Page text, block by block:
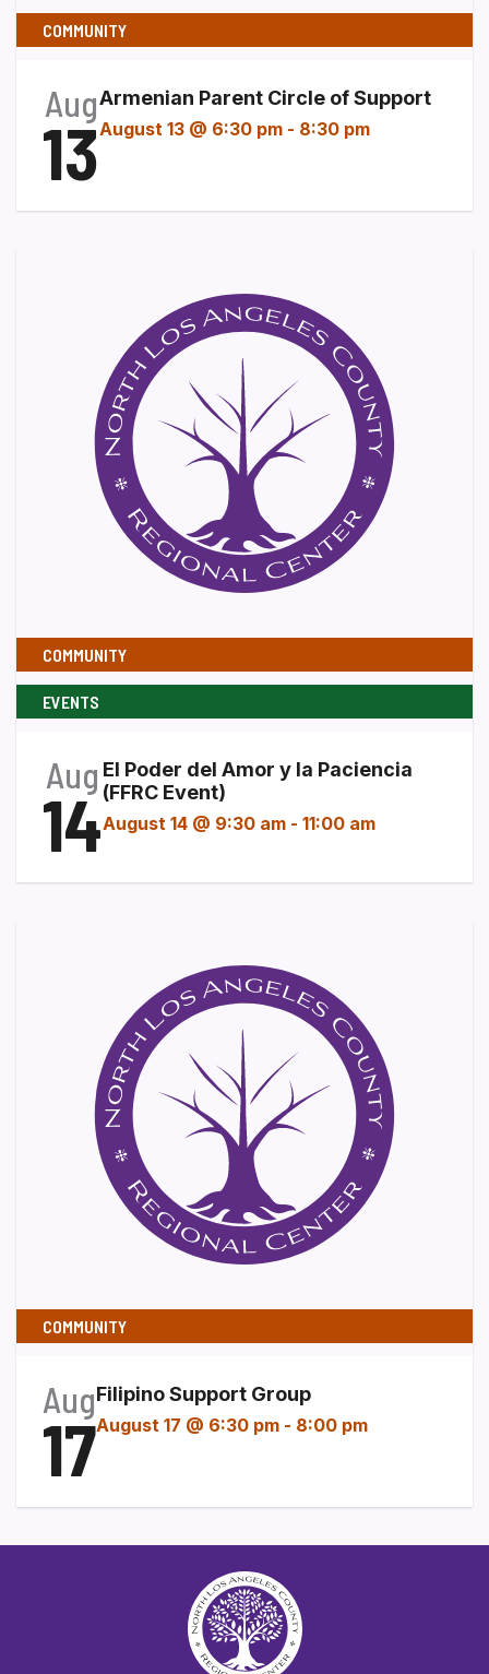
COMMUNITY
Aug
13
Armenian Parent Circle of Support
August 13 @ 6:30 pm - 8:30 pm
COMMUNITY
EVENTS
Aug
14
El Poder del Amor y la Paciencia
(FFRC Event)
August 14 @ 9:30 am - 11:00 am
COMMUNITY
Aug
17
Filipino Support Group
August 17 @ 6:30 pm - 8:00 pm